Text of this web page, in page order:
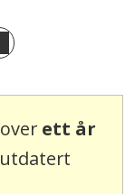
ett år